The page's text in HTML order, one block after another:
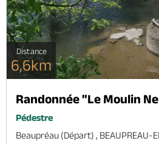
Distance
6,6km
Randonnée "Le Moulin
Pédestre
Beaupréau (départ) , BEAUPREAU-